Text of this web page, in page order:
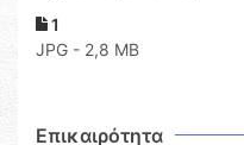
1
JPG - 2,8 MB
Επικαιρότητα